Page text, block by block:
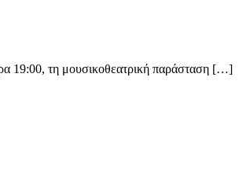
19:00, τη μουσικοθεατρική παράσταση […]